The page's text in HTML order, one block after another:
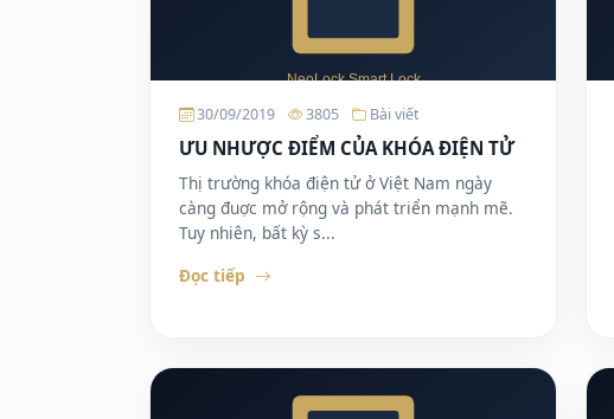
30/09/2019 3805 Bài viết
ƯU NHƯỢC ĐIỂM CỦA KHÓA ĐIỆN TỬ
Thị trường khóa điện tử ở Việt Nam ngày
càng đuợc mở rộng và phát triển mạnh mẽ.
Tuy nhiên, bất kỳ s...
Đọc tiếp